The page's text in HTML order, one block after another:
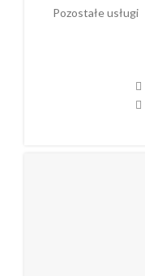
Pozostałe usługi